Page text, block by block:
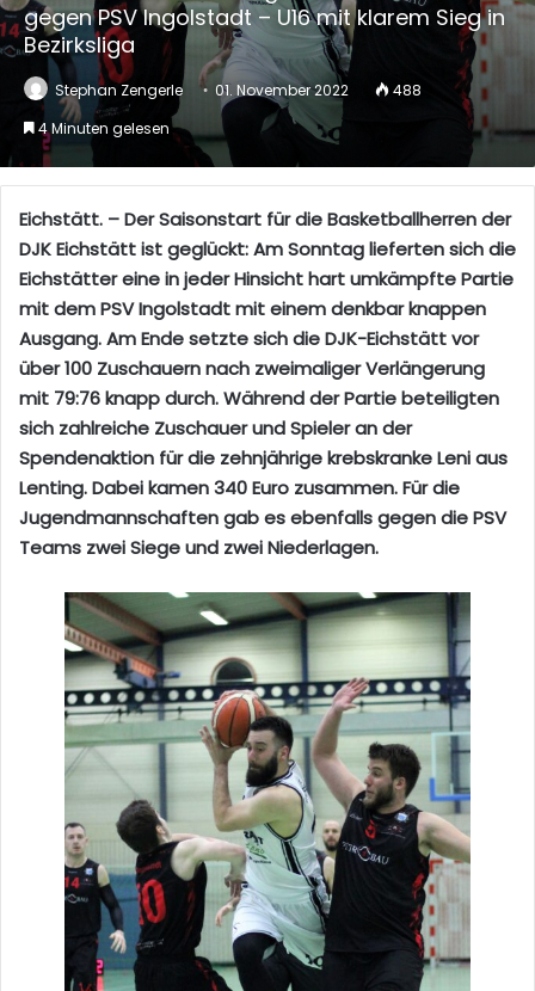
gegen PSV Ingolstadt – U16 mit klarem Sieg in
Bezirksliga
Stephan Zengerle 01. November 2022
488
4 Minuten gelesen
Eichstätt. – Der Saisonstart für die Basketballherren der
DJK Eichstätt ist geglückt: Am Sonntag lieferten sich die
Eichstätter eine in jeder Hinsicht hart umkämpfte Partie
mit dem PSV Ingolstadt mit einem denkbar knappen
Ausgang. Am Ende setzte sich die DJK-Eichstätt vor
über 100 Zuschauern nach zweimaliger Verlängerung
mit 79:76 knapp durch. Während der Partie beteiligten
sich zahlreiche Zuschauer und Spieler an der
Spendenaktion für die zehnjährige krebskranke Leni aus
Lenting. Dabei kamen 340 Euro zusammen. Für die
Jugendmannschaften gab es ebenfalls gegen die PSV
Teams zwei Siege und zwei Niederlagen.